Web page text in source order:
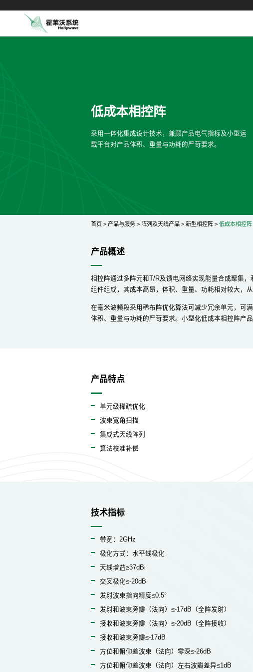
低成本相控阵
采用一体化集成设计技术，兼顾产品电气指标及小型运
载平台对产品体积、重量与功耗的严苛要求。
首页> 产品与服务> 阵列及天线产品> 新型相控阵> 低成本相控阵
产品概述
相控阵通过多阵元和T/R及馈电网络实现能量合成聚集
组件组成，其成本高昂，体积、重量、功耗相对较大，
在毫米波频段采用稀布阵优化算法可减少冗余单元，可
体积、重量与功耗的严苛要求。小型化低成本相控阵产
产品特点
单元级稀疏优化
波束宽角扫描
集成式天线阵列
算法校准补偿
技术指标
带宽：2GHz
极化方式：水平线极化
天线增益≥37dBi
交叉极化≤-20dB
发射波束指向精度≤0.5°
发射和波束旁瓣（法向）≤-17dB（全阵发射）
接收和波束旁瓣（法向）≤-20dB（全阵接收）
接收和波束旁瓣≤-17dB
方位和俯仰差波束（法向）零深≤-26dB
方位和俯仰差波束（法向）左右波瓣差异≤1dB